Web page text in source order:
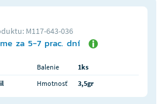
M117-643-036
za 5-7 prac. dní
Balenie
1ks
Hmotnosť 3,5gr